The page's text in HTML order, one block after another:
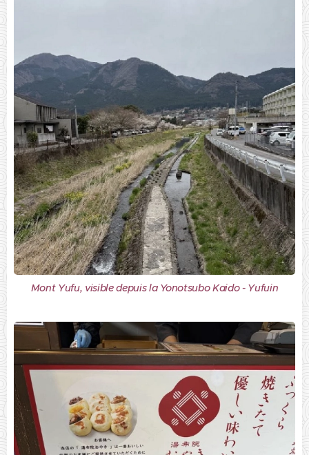
Mont Yufu, visible depuis la Yonotsubo Kaido - Yufuin